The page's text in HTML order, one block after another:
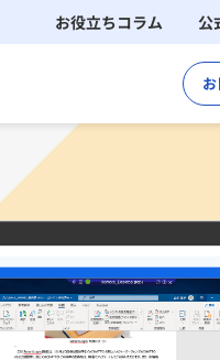
お役立ちコラム 公
導入イメージ
クライアント動作環境
コネクター仕様
運用ご
ご利用者